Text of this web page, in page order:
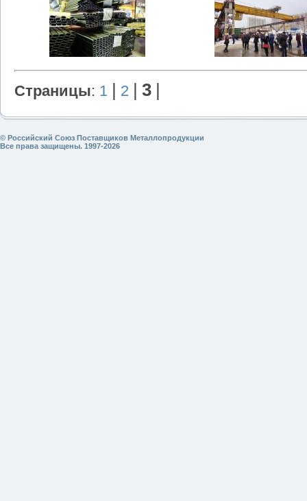
Страницы: 1 2 3
© Российский Союз Поставщиков Металлопродукции
Все права защищены. 1997-2026